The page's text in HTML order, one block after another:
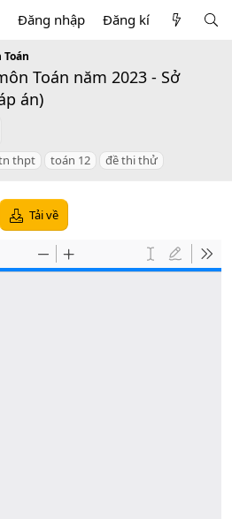
Đăng nhập Đăng kí
Toán năm 2023 - Sở
án)
thpt toán 12 đề thi thử
Tải về